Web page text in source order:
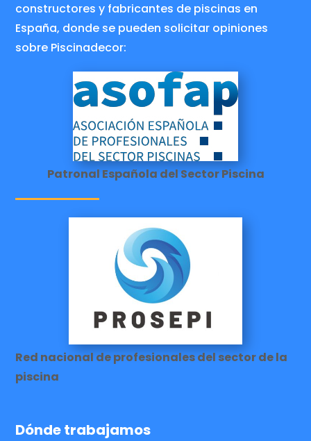
constructores y fabricantes de piscinas en
España, donde se pueden solicitar opiniones
sobre Piscinadecor:
Patronal Española del Sector Piscina
Red nacional de profesionales del sector de la
piscina
Dónde trabajamos